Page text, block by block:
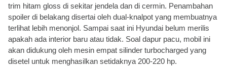
trim hitam gloss di sekitar jendela dan di cermin. Penambahan
spoiler di belakang disertai oleh dual-knalpot yang membuatnya
terlihat lebih menonjol. Sampai saat ini Hyundai belum merilis
apakah ada interior baru atau tidak. Soal dapur pacu, mobil ini
akan didukung oleh mesin empat silinder turbocharged yang
disetel untuk menghasilkan setidaknya 200-220 hp.